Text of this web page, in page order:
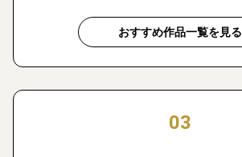
おすすめ作品一覧を見る
03